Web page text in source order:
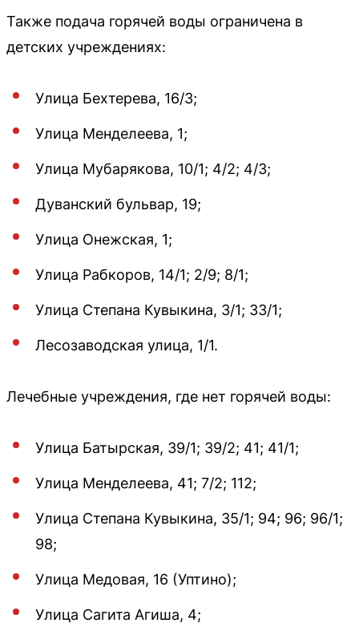
Также подача горячей воды ограничена в
детских учреждениях:
Улица Бехтерева, 16/3;
Улица Менделеева, 1;
Улица Мубарякова, 10/1; 4/2; 4/3;
Дуванский бульвар, 19;
Улица Онежская, 1;
Улица Рабкоров, 14/1; 2/9; 8/1;
Улица Степана Кувыкина, 3/1; 33/1;
Лесозаводская улица, 1/1.
Лечебные учреждения, где нет горячей воды:
Улица Батырская, 39/1; 39/2; 41; 41/1;
Улица Менделеева, 41; 7/2; 112;
Улица Степана Кувыкина, 35/1; 94; 96; 96/1;
98;
Улица Медовая, 16 (Уптино);
Улица Сагита Агиша, 4;